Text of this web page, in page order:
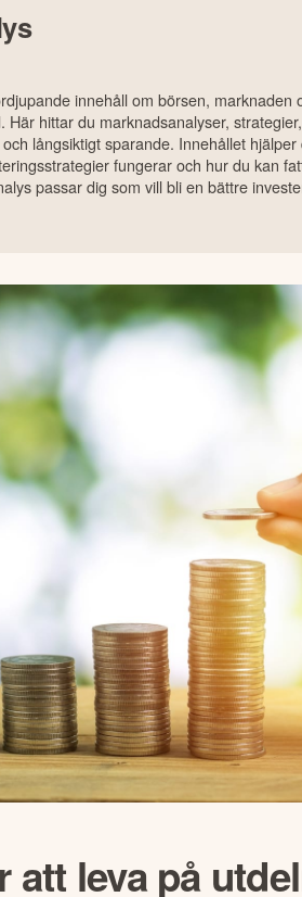
innehåll om börsen, marknaden
Här hittar du marknadsanalyser,
långsiktigt sparande. Innehållet
fungerar och hur du kan
passar dig som vill bli en bättre
att leva på